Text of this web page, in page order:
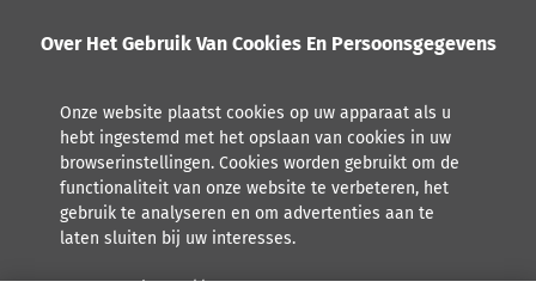
Over Het Gebruik Van Cookies En Persoonsgegevens
Onze website plaatst cookies op uw apparaat als u
hebt ingestemd met het opslaan van cookies in uw
browserinstellingen. Cookies worden gebruikt om de
functionaliteit van onze website te verbeteren, het
gebruik te analyseren en om advertenties aan te
laten sluiten bij uw interesses.
Lees meer over hoe Orkla met persoonsgegevens omgaat,